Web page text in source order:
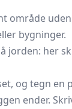
område
bygninger.
jorden: her
og tegn en
ender.